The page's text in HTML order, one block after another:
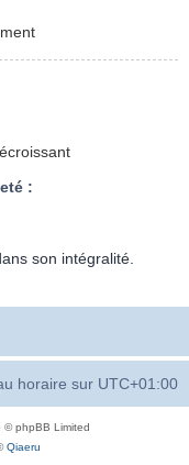
:
son intégralité.
horaire sur UTC+01:00
© phpBB Limited
Qiaeru